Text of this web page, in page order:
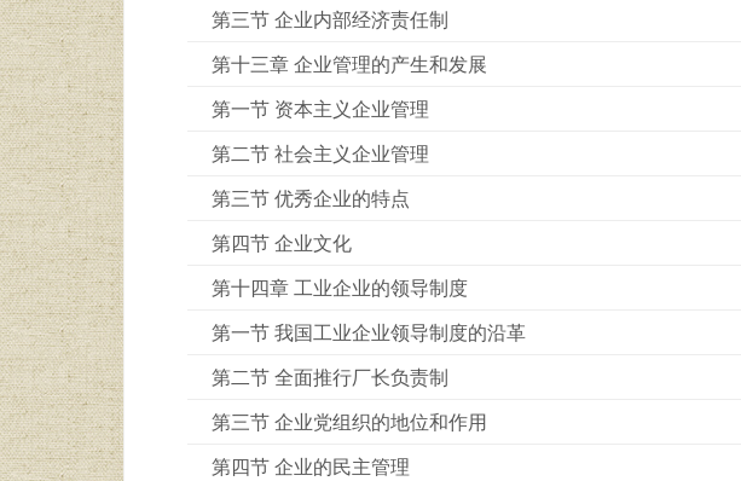
第三节 企业内部经济责任制
第十三章 企业管理的产生和发展
第一节 资本主义企业管理
第二节 社会主义企业管理
第三节 优秀企业的特点
第四节 企业文化
第十四章 工业企业的领导制度
第一节 我国工业企业领导制度的沿革
第二节 全面推行厂长负责制
第三节 企业党组织的地位和作用
第四节 企业的民主管理